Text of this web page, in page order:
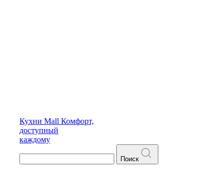
Кухни Mall Комфорт,
доступный
каждому
Поиск